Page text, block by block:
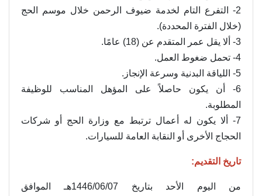
2- التفرع التام لخدمة ضيوف الرحمن خلال موسم الحج
(خلال الفترة المحددة).
3- ألا يقل عمر المتقدم عن (18) عامًا.
4- تحمل ضغوط العمل.
5- اللياقة البدنية وسرعة الإنجاز.
6- أن يكون حاصلاً على المؤهل المناسب للوظيفة
المطلوبة.
7- ألا يكون له أعمال ترتبط مع وزارة الحج أو شركات
الحجاج الأخرى أو النقابة العامة للسيارات.
تاريخ التقديم:
من اليوم الأحد بتاريخ 1446/06/07هـ الموافق